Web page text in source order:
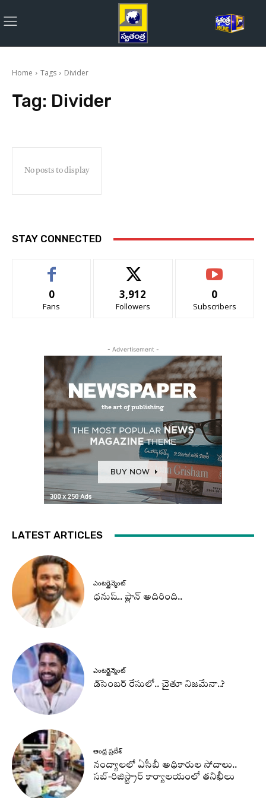
Home Tags Divider
Tag: Divider
No posts to display
STAY CONNECTED
0
Fans
3,912
Followers
0
Subscribers
- Advertisement -
LATEST ARTICLES
ఎంటర్టైన్మెంట్
ధనుష్‌.. ప్లాన్ అదిరింది..
ఎంటర్టైన్మెంట్
డిసెంబర్ రేసులో.. చైతూ నిజమేనా..?
ఆంధ్ర ప్రదేశ్
నంద్యాలలో ఏసీబీ అధికారుల సోదాలు..
సబ్-రిజిస్ట్రార్ కార్యాలయంలో తనిఖీలు